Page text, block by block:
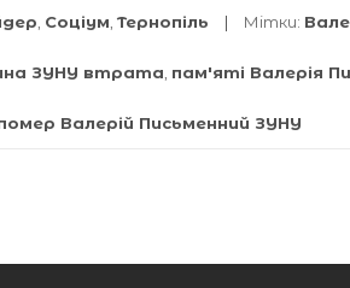
Соціум Тернопіль Мітки:
ЗУНУ втрата пам'яті Валерія
Валерій Письменний ЗУНУ